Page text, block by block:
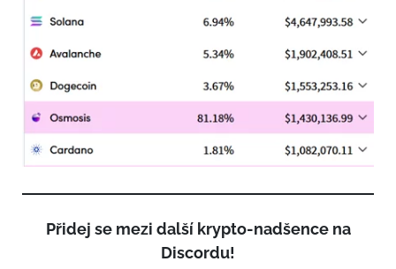
Přidej se mezi další krypto-nadšence na
Discordu!